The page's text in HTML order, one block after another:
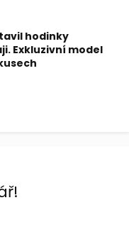
hodinky
Exkluzivní model